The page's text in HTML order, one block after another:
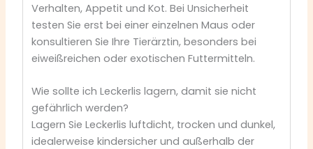
Verhalten, Appetit und Kot. Bei Unsicherheit
testen Sie erst bei einer einzelnen Maus oder
konsultieren Sie Ihre Tierärztin, besonders bei
eiweißreichen oder exotischen Futtermitteln.
Wie sollte ich Leckerlis lagern, damit sie nicht
gefährlich werden?
Lagern Sie Leckerlis luftdicht, trocken und dunkel,
idealerweise kindersicher und außerhalb der